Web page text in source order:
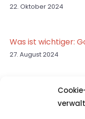
22. Oktober 2024
Was ist wichtiger:
27. August 2024
Warum knien sich
27. August 2024